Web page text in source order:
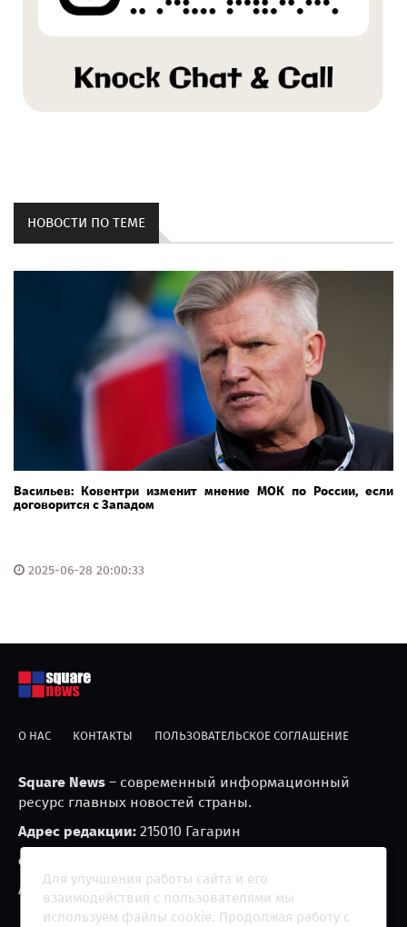
НОВОСТИ ПО ТЕМЕ
Васильев: Ковентри изменит мнение МОК по России, если
договорится с Западом
2025-06-28 20:00:33
О НАС КОНТАКТЫ ПОЛЬЗОВАТЕЛЬСКОЕ СОГЛАШЕНИЕ
Square News – современный информационный
ресурс главных новостей страны.
Адрес редакции: 215010 Гагарин
e-mail:
Агрегатор новостей «Square news» (18+)
Для улучшения работы сайта и его
взаимодействия с пользователями мы
используем файлы cookie. Продолжая работу с